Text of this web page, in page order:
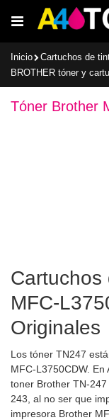
al
Inicio
Cartuchos de
BROTHER tóner y
Tóner Brother
Cartuchos
MFC-
Originales
Los tóner TN247
MFC-L3750CDW.
toner Brother TN-
243, al no ser que
impresora Brother